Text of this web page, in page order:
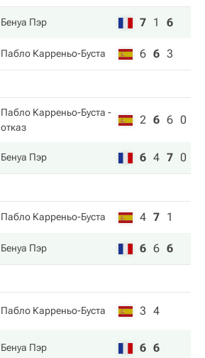
Бенуа Пэр 7 1 6
Пабло Карреньо-Буста 6 6 3
Пабло Карреньо-Буста -
отказ
2 6 6 0
Бенуа Пэр 6 4 7 0
Пабло Карреньо-Буста 4 7 1
Бенуа Пэр 6 6 6
Пабло Карреньо-Буста 3 4
Бенуа Пэр 6 6